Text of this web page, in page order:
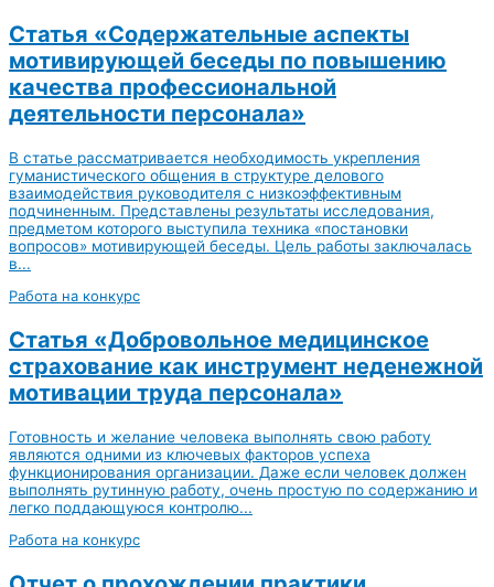
Статья «Содержательные аспекты
мотивирующей беседы по повышению
качества профессиональной
деятельности персонала»
В статье рассматривается необходимость укрепления
гуманистического общения в структуре делового
взаимодействия руководителя с низкоэффективным
подчиненным. Представлены результаты исследования,
предметом которого выступила техника «постановки
вопросов» мотивирующей беседы. Цель работы заключалась
в...
Работа на конкурс
Статья «Добровольное медицинское
страхование как инструмент неденежной
мотивации труда персонала»
Готовность и желание человека выполнять свою работу
являются одними из ключевых факторов успеха
функционирования организации. Даже если человек должен
выполнять рутинную работу, очень простую по содержанию и
легко поддающуюся контролю...
Работа на конкурс